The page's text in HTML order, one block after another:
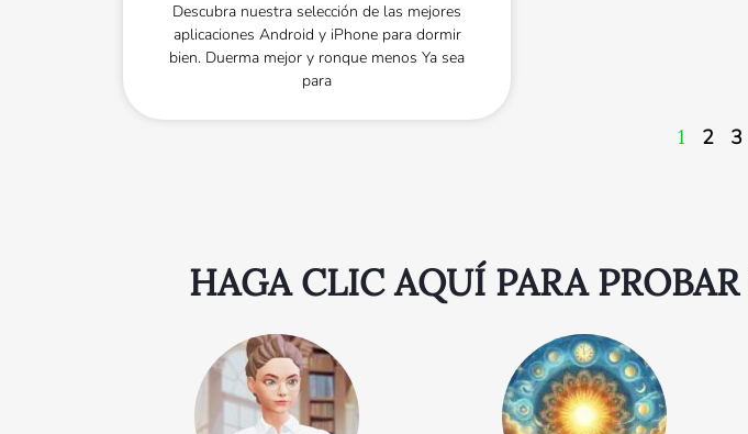
Descubra nuestra selección de las mejores
aplicaciones Android y iPhone para dormir
bien. Duerma mejor y ronque menos Ya sea
para
1 2 3
HAGA CLIC AQUÍ PARA